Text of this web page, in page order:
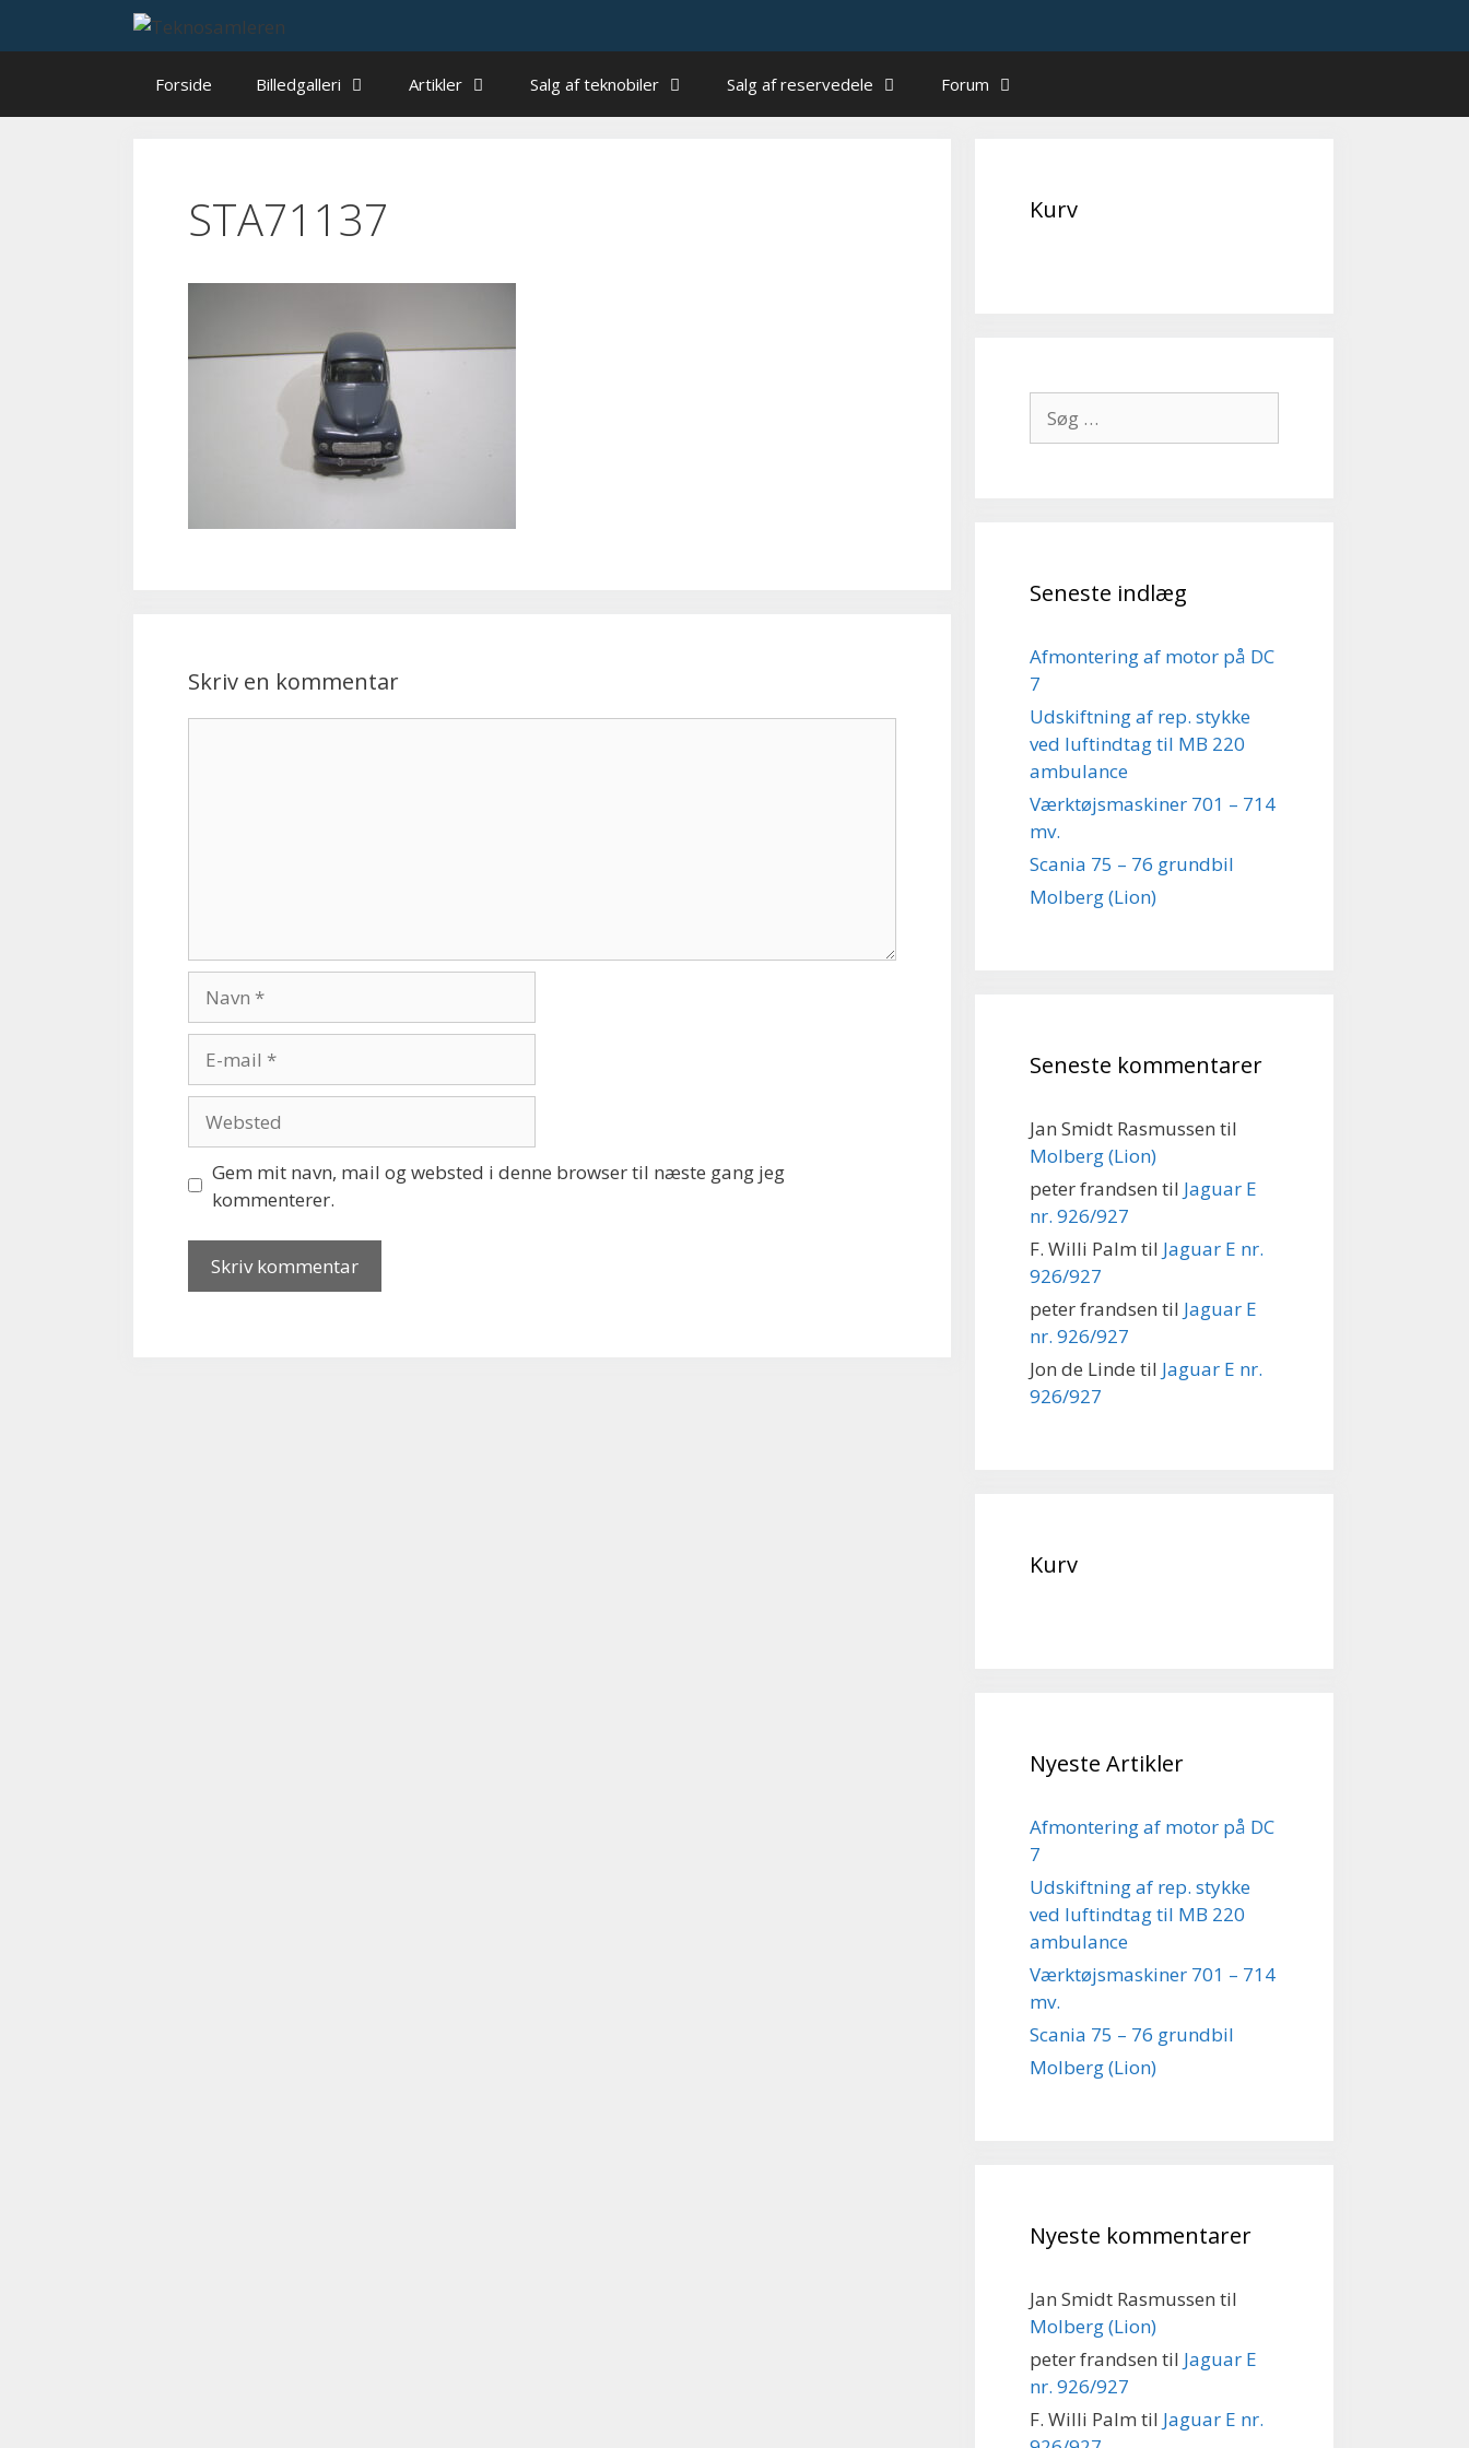
Forside Billedgalleri Artikler Salg af teknobiler Salg af reservedele Forum
STA71137
Skriv en kommentar
mail
Gem mit navn, mail og websted i denne browser til næste gang jeg
kommenterer.
Kurv
efter:
Seneste indlæg
Afmontering af motor på DC
7
Udskiftning af rep. stykke
ved luftindtag til MB 220
ambulance
Værktøjsmaskiner 701 – 714
mv.
Scania 75 – 76 grundbil
Molberg (Lion)
Seneste kommentarer
Jan Smidt Rasmussen til
Molberg (Lion)
peter frandsen til Jaguar E
nr. 926/927
F. Willi Palm til Jaguar E nr.
926/927
peter frandsen til Jaguar E
nr. 926/927
Jon de Linde til Jaguar E nr.
926/927
Kurv
Nyeste Artikler
Afmontering af motor på DC
7
Udskiftning af rep. stykke
ved luftindtag til MB 220
ambulance
Værktøjsmaskiner 701 – 714
mv.
Scania 75 – 76 grundbil
Molberg (Lion)
Nyeste kommentarer
Jan Smidt Rasmussen til
Molberg (Lion)
peter frandsen til Jaguar E
nr. 926/927
F. Willi Palm til Jaguar E nr.